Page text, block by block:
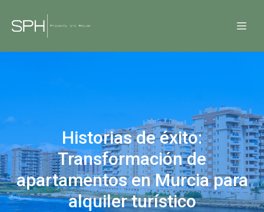
Historias de éxito:
Transformación de
apartamentos en Murcia para
alquiler turístico